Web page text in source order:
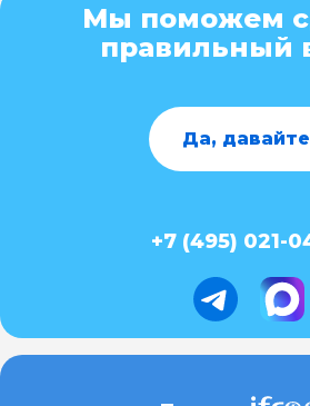
Мы поможем
правильный
Да,
+7 (495) 021-